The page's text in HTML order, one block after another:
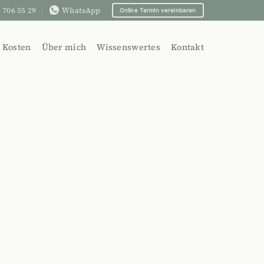
706 55 29 WhatsApp Online Termin vereinbaren
Kosten Über mich Wissenswertes Kontakt